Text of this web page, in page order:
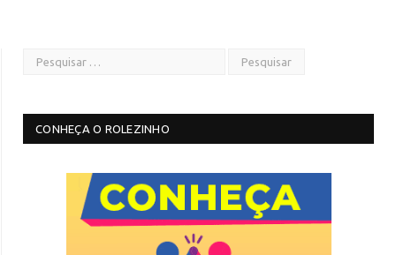
CONHEÇA O ROLEZINHO